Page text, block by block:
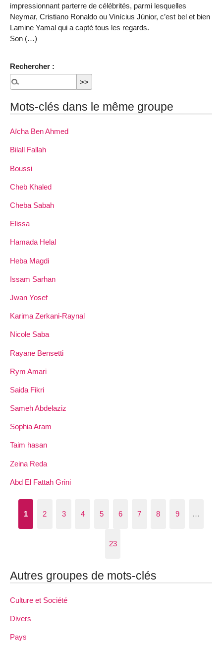
impressionnant parterre de célébrités, parmi lesquelles
Neymar, Cristiano Ronaldo ou Vinícius Júnior, c’est bel et bien
Lamine Yamal qui a capté tous les regards.
Son (…)
Rechercher :
Mots-clés dans le même groupe
Aïcha Ben Ahmed
Bilall Fallah
Boussi
Cheb Khaled
Cheba Sabah
Elissa
Hamada Helal
Heba Magdi
Issam Sarhan
Jwan Yosef
Karima Zerkani-Raynal
Nicole Saba
Rayane Bensetti
Rym Amari
Saida Fikri
Sameh Abdelaziz
Sophia Aram
Taim hasan
Zeina Reda
Abd El Fattah Grini
1 2 3 4 5 6 7 8 9 …
23
Autres groupes de mots-clés
Culture et Société
Divers
Pays